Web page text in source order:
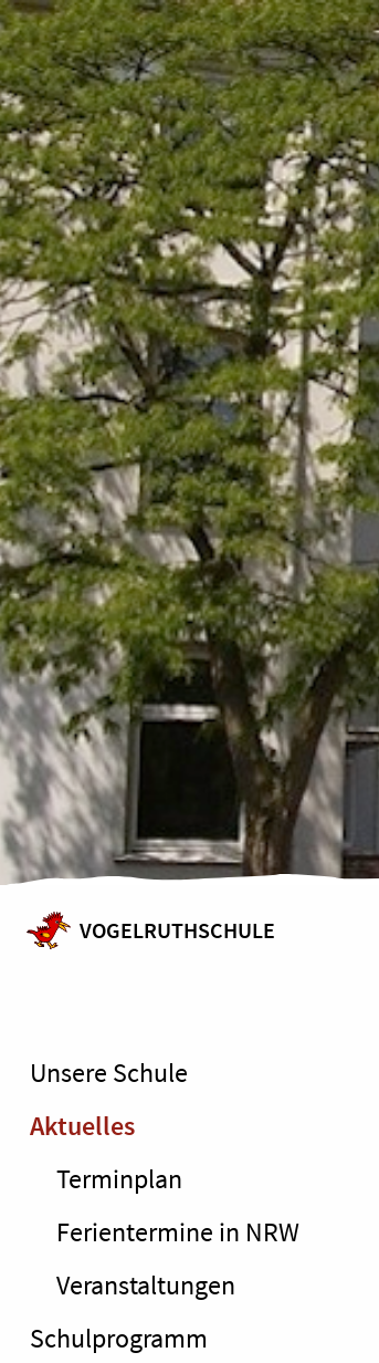
VOGELRUTHSCHULE
Unsere Schule
Aktuelles
Terminplan
Ferientermine in NRW
Veranstaltungen
Schulprogramm